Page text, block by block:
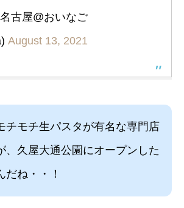
古屋@おいなご
August 13, 2021
チモチ生パスタが有名な専門店
、久屋大通公園にオープンした
だね・・！